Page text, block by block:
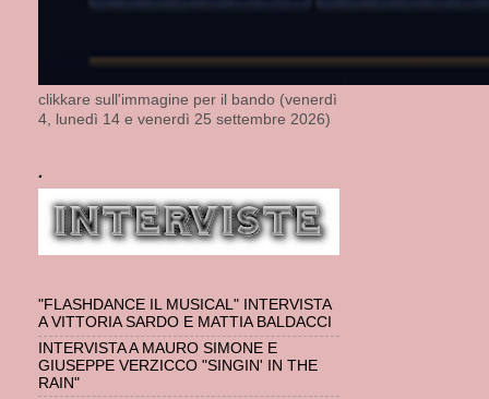
clikkare sull'immagine per il bando (venerdì
4, lunedì 14 e venerdì 25 settembre 2026)
.
"FLASHDANCE IL MUSICAL" INTERVISTA
A VITTORIA SARDO E MATTIA BALDACCI
INTERVISTA A MAURO SIMONE E
GIUSEPPE VERZICCO "SINGIN' IN THE
RAIN"